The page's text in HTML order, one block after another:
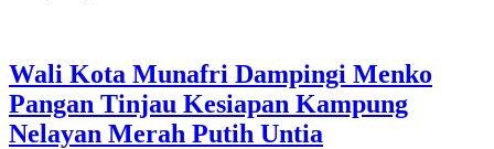
Wali Kota Munafri Dampingi Menko
Pangan Tinjau Kesiapan Kampung
Nelayan Merah Putih Untia